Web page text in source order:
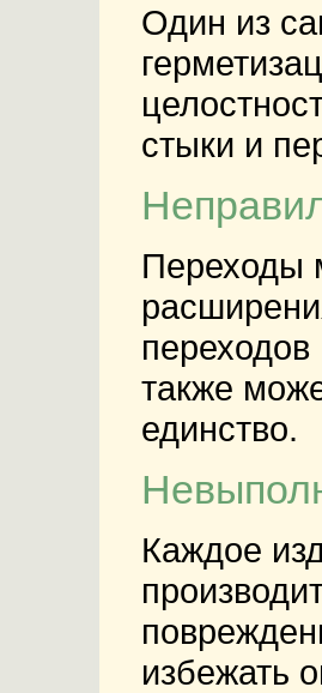
Один из
стыки и
Переходы
также
единство.
Каждое
избежать